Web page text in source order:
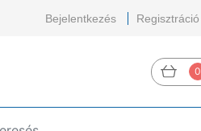
Bejelentkezés Regisztráció
0